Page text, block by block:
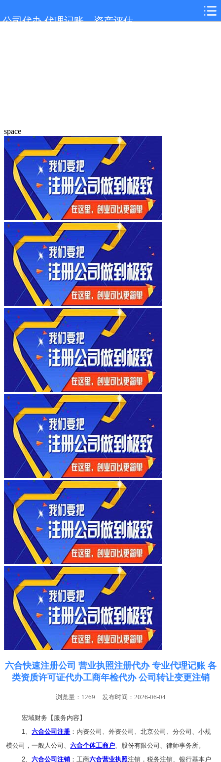
公司代办,代理记账，资产评估
space
六合快速注册公司 营业执照注册代办 专业代理记账 各
类资质许可证代办工商年检代办 公司转让变更注销
浏览量：1269 发布时间：2026-06-04
宏域财务【服务内容】
1、六合公司注册 ：内资公司、外资公司、北京公司、分公司、小规
模公司，一般人公司、六合个体工商户、股份有限公司、律师事务所。
2、六合公司注销 ：工商六合营业执照注销，税务注销、银行基本户